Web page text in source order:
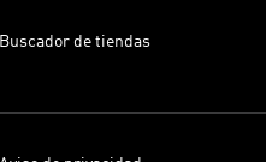
Buscador de tiendas